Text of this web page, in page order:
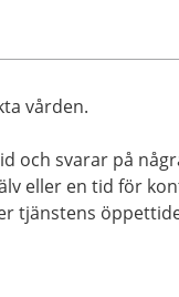
vården.
och svarar på
eller en tid för
tjänstens